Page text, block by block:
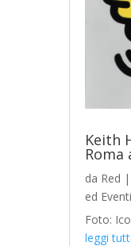
Keith
Roma
da Red |
ed Eventi
Foto:
leggi